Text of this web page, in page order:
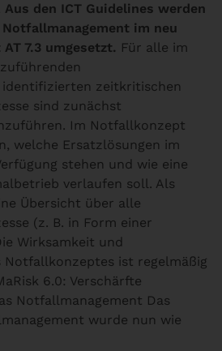
Aus den ICT Guidelines werden
im neu
7.3 umgesetzt. Für alle im
identifizierten zeitkritischen
sind zunächst
Im Notfallkonzept
welche Ersatzlösungen im
stehen und wie eine
verlaufen soll. Als
Übersicht über alle
(z. B. in Form einer
Wirksamkeit und
Notfallkonzeptes ist regelmäßig
6.0: Verschärfte
Notfallmanagement Das
wurde nun wie